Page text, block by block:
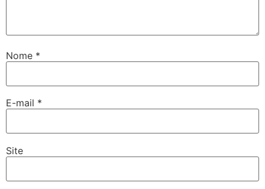
Nome *
E-mail *
Site